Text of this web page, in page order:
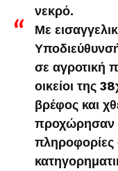
νεκρό.
Με
σε αγροτική
οικείοι της
βρέφος και
προχώρησαν
πληροφορίες